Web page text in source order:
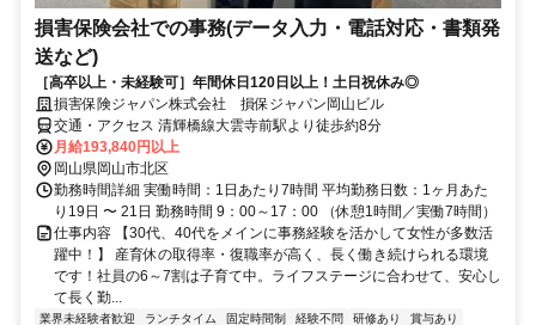
損害保険会社での事務(データ入力・電話対応・書類発
送など)
［高卒以上・未経験可］年間休日120日以上！土日祝休み◎
損害保険ジャパン株式会社 損保ジャパン岡山ビル
交通・アクセス 清輝橋線大雲寺前駅より徒歩約8分
月給193,840円以上
岡山県岡山市北区
勤務時間詳細 実働時間：1日あたり7時間 平均勤務日数：1ヶ月あた
り19日 〜 21日 勤務時間 9：00～17：00 （休憩1時間／実働7時間）
仕事内容 【30代、40代をメインに事務経験を活かして女性が多数活
躍中！】 産育休の取得率・復職率が高く、長く働き続けられる環境
です！社員の6～7割は子育て中。ライフステージに合わせて、安心し
て長く勤...
業界未経験者歓迎 ランチタイム 固定時間制 経験不問 研修あり 賞与あり